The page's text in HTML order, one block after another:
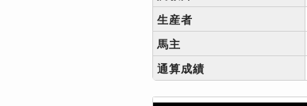
生産者
馬主
通算成績